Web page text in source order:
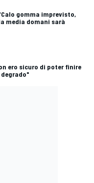
gomma imprevisto,
media domani sarà
ero sicuro di poter finire